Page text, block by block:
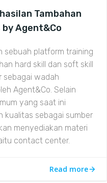
Tambahan
Agent&Co
sebuah platform training
hard skill dan soft skill
sebagai wadah
Agent&Co. Selain
yang saat ini
kualitas sebagai sumber
menyediakan materi
contact center.
Read more